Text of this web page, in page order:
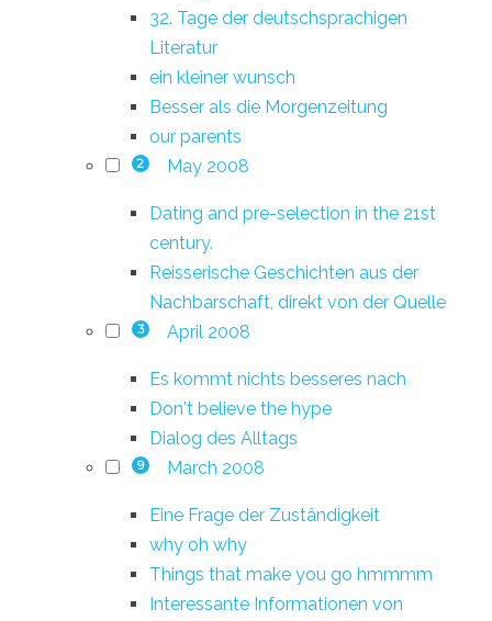
32. Tage der deutschsprachigen
Literatur
ein kleiner wunsch
Besser als die Morgenzeitung
our parents
2 May 2008
Dating and pre-selection in the 21st
century.
Reisserische Geschichten aus der
Nachbarschaft, direkt von der Quelle
3 April 2008
Es kommt nichts besseres nach
Don't believe the hype
Dialog des Alltags
9 March 2008
Eine Frage der Zuständigkeit
why oh why
Things that make you go hmmmm
Interessante Informationen von